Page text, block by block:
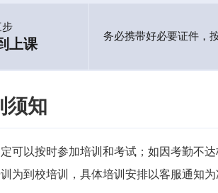
步
上课 务必携带好必要证件，
须知
可以按时参加培训和考试；如因考勤不
为到校培训，具体培训安排以客服通知